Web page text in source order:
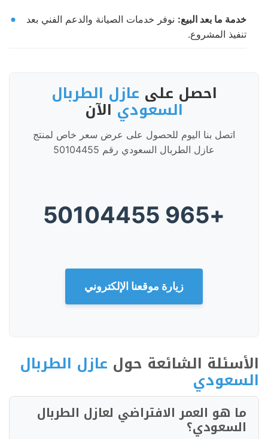
خدمة ما بعد البيع: نوفر خدمات الصيانة والدعم الفني بعد
تنفيذ المشروع.
احصل على عازل الطربال
السعوديالآن
اتصل بنا اليوم للحصول على عرض سعر خاص لمنتج
عازل الطربال السعودي رقم 50104455
+965 50104455
زيارة موقعنا الإلكتروني
الأسئلة الشائعة حول عازل الطربال
السعودي
ما هو العمر الافتراضي لعازل الطربال
السعودي؟